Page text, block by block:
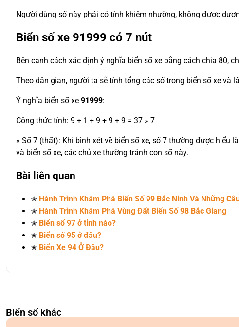
Người dùng số này phải có tính khiêm nhường, không được
Biển số xe 91999 có 7 nút
Bên cạnh cách xác định ý nghĩa biển số xe bằng cách chia 80,
Theo dân gian, người ta sẽ tính tổng các số trong biển số xe
Ý nghĩa biển số xe 91999:
Công thức tính: 9 + 1 + 9 + 9 + 9 = 37 » 7
» Số 7 (thất): Khi bình xét về biển số xe, số 7 thường được hiểu
và biển số xe, các chủ xe thường tránh con số này.
Bài liên quan
✭ Hành Trình Khám Phá Biển Số 99 Bắc Ninh Và Những
✭ Hành Trình Khám Phá Vùng Đất Biển Số 98 Bắc Giang
✭ Biển số 97 ở tỉnh nào?
✭ Biển số 95 ở đâu?
✭ Biển Xe 94 Ở Đâu?
Biển số khác